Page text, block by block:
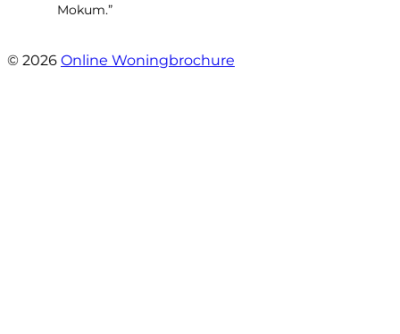
Mokum.”
© 2026 Online Woningbrochure